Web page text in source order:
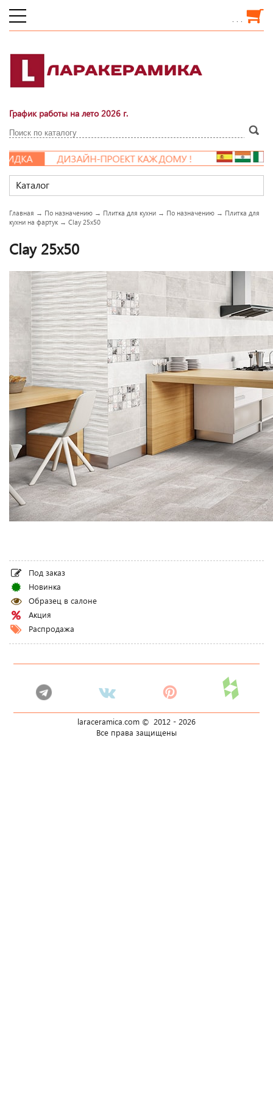
. . .
График работы на лето 2026 г.
ДИЗАЙН-ПРОЕКТ КАЖДОМУ !
Каталог
Главная → По назначению → Плитка для кухни → По назначению → Плитка для
кухни на фартук → Clay 25x50
Clay 25x50
Под заказ
Новинка
Образец в салоне
Акция
Распродажа
laraceramica.com © 2012 - 2026
Все права защищены